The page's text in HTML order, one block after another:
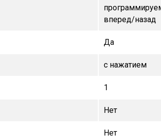
вперед/назад
Да
с нажатием
1
Нет
Нет